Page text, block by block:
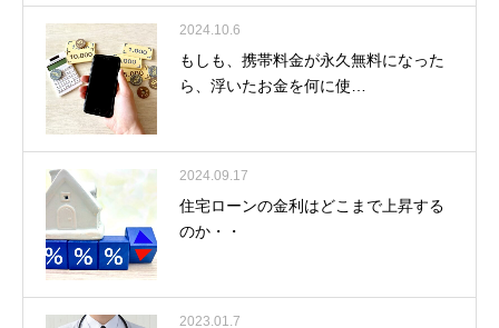
2024.10.6
もしも、携帯料金が永久無料になった
ら、浮いたお金を何に使…
2024.09.17
住宅ローンの金利はどこまで上昇する
のか・・
2023.01.7